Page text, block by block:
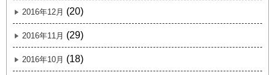
2016年12月 (20)
2016年11月 (29)
2016年10月 (18)